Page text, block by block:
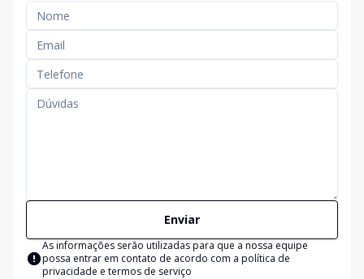
Enviar
As informações serão utilizadas para que a nossa equipe
possa entrar em contato de acordo com a política de
privacidade e termos de serviço